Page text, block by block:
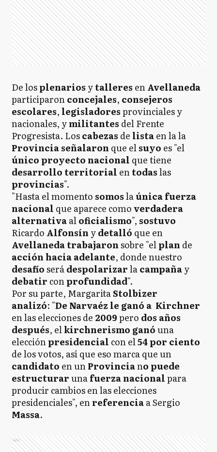
De losplenarios ytalleres enAvellaneda
participaronconcejales, consejeros
escolares, legisladoresprovinciales y
nacionales, ymilitantes del Frente
Progresista. Loscabezas de listaen la la
Provincia señalaron que elsuyo es "el
único proyecto nacional que tiene
desarrollo territorial entodaslas
provincias".
"Hasta el momento somoslaúnica fuerza
nacional que aparece comoverdadera
alternativaaloficialismo", sostuvo
Ricardo Alfonsín ydetalló que en
Avellaneda trabajaronsobre "elplan de
acción hacia adelante, donde nuestro
desafíoserádespolarizarlacampañay
debatir conprofundidad".
Por su parte, MargaritaStolbizer
analizó: "De Narvaéz le ganó a Kirchner
en las elecciones de 2009pero dos años
después, elkirchnerismo ganóuna
elecciónpresidencial con el54 por ciento
de los votos, así que eso marca que un
candidato en unProvinciano puede
estructurarunafuerza nacionalpara
producir cambios en las elecciones
presidenciales", enreferenciaa Sergio
Massa.
Ads